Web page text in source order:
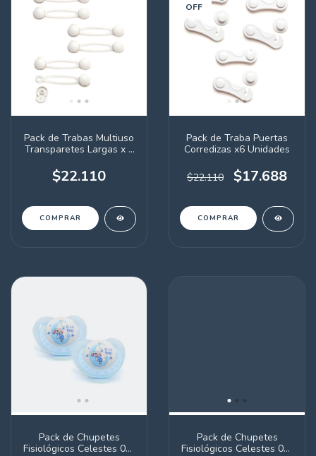
Pack de Trabas Multiuso
Transparetes Largas x 6
$22.110
OFF
Pack de Traba Puertas
Corredizas x6 Unidades
$22.110 $17.688
Pack de Chupetes
Fisiológicos Celestes 0-6
Pack de Chupetes
Fisiológicos Celestes 0-6